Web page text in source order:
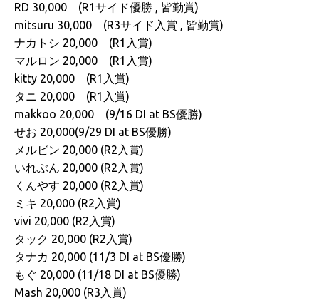
RD 30,000 (R1サイド優勝 , 皆勤賞)
mitsuru 30,000 (R3サイド入賞 , 皆勤賞)
ナカトシ 20,000 (R1入賞)
マルロン 20,000 (R1入賞)
kitty 20,000 (R1入賞)
タニ 20,000 (R1入賞)
makkoo 20,000 (9/16 DI at BS優勝)
せお 20,000(9/29 DI at BS優勝)
メルビン 20,000 (R2入賞)
いれぶん 20,000 (R2入賞)
くんやす 20,000 (R2入賞)
ミキ 20,000 (R2入賞)
vivi 20,000 (R2入賞)
タック 20,000 (R2入賞)
タナカ 20,000 (11/3 DI at BS優勝)
もぐ 20,000 (11/18 DI at BS優勝)
Mash 20,000 (R3入賞)